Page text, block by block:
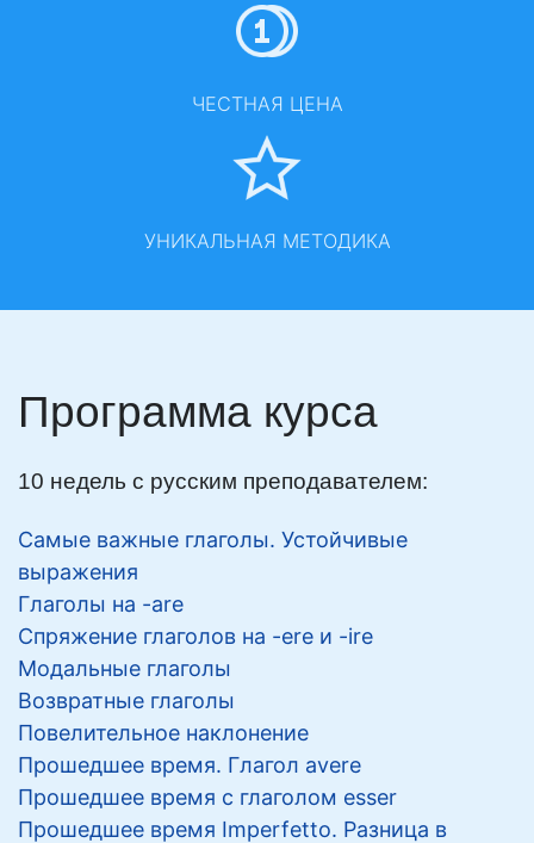
ЧЕСТНАЯ ЦЕНА
УНИКАЛЬНАЯ МЕТОДИКА
Программа курса
10 недель с русским преподавателем:
Самые важные глаголы. Устойчивые
выражения
Глаголы на -are
Спряжение глаголов на -ere и -ire
Модальные глаголы
Возвратные глаголы
Повелительное наклонение
Прошедшее время. Глагол avere
Прошедшее время с глаголом esser
Прошедшее время Imperfetto. Разница в